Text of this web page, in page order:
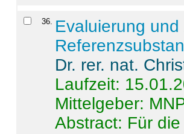
36. Evaluierung
Dr. rer. nat.
Laufzeit:
Mittelgeber:
Abstract: Für